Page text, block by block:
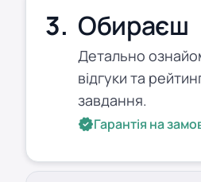
Обираєш
Детально
відгуки та
завдання.
Гарантія на